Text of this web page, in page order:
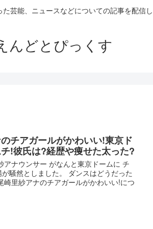
芸能、ニュースなどについての記事を配信
んどとぴっくす
チアガールがかわいい!東京ド
!彼氏は?経歴や痩せた太った?
アナウンサー がなんと東京ドームに チ
騒然としました。 ダンスはどうだった
里紗アナのチアガールがかわいい!につ